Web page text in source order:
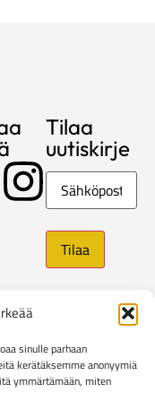
sinulle parhaan
kerätäksemme anonyymiä
ymmärtämään, miten
Tilaa
uutiskirje
Sähköposti